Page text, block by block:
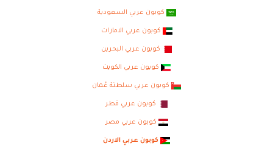
كوبون عربي السعودية
كوبون عربي الامارات
كوبون عربي البحرين
كوبون عربي الكويت
كوبون عربي سلطنة عُمان
كوبون عربي قطر
كوبون عربي مصر
كوبون عربي الاردن